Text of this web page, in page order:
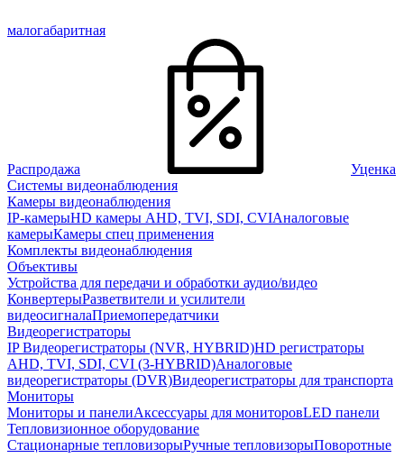
малогабаритная
Распродажа
Уценка
Системы видеонаблюдения
Камеры видеонаблюдения
IP-камерыHD камеры AHD, TVI, SDI, CVIАналоговые
камерыКамеры спец применения
Комплекты видеонаблюдения
Объективы
Устройства для передачи и обработки аудио/видео
КонвертерыРазветвители и усилители
видеосигналаПриемопередатчики
Видеорегистраторы
IP Видеорегистраторы (NVR, HYBRID)HD регистраторы
AHD, TVI, SDI, CVI (3-HYBRID)Аналоговые
видеорегистраторы (DVR)Видеорегистраторы для транспорта
Мониторы
Мониторы и панелиАксессуары для мониторовLED панели
Тепловизионное оборудование
Стационарные тепловизорыРучные тепловизорыПоворотные